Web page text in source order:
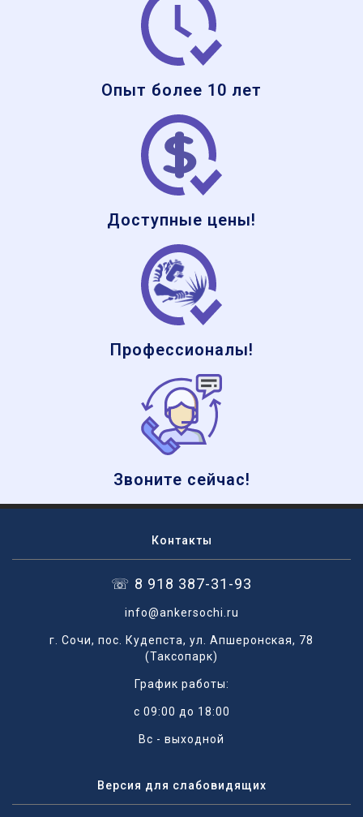
Опыт более 10 лет
Доступные цены!
Профессионалы!
Звоните сейчас!
Контакты
☏ 8 918 387-31-93
info@ankersochi.ru
г. Сочи, пос. Кудепста, ул. Апшеронская, 78
(Таксопарк)
График работы:
с 09:00 до 18:00
Вс - выходной
Версия для слабовидящих